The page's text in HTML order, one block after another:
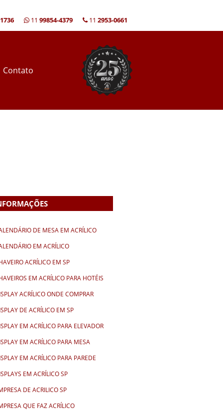
11 2953-0661
11 99854-4379
Contato
DE MESA EM ACRÍLICO
EM ACRÍLICO
ACRÍLICO EM SP
EM ACRÍLICO PARA HOTÉIS
ACRÍLICO ONDE COMPRAR
DE ACRÍLICO EM SP
EM ACRÍLICO PARA ELEVADOR
EM ACRÍLICO PARA MESA
EM ACRÍLICO PARA PAREDE
EM ACRÍLICO SP
DE ACRILICO SP
QUE FAZ ACRÍLICO